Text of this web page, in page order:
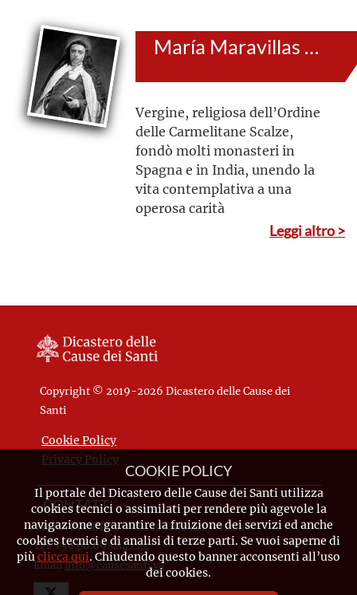
María Maravillas de Jesús
Vergine, religiosa dell’Ordine
delle Carmelitane Scalze,
fondò molti monasteri in
Spagna e in India, unendo la
vita contemplativa a una
operosa carità
Leggi altro >
Copyright © 2019-2026 Dicastero delle Cause dei
Santi
Cookie Policy
Privacy Policy
CONTATTI
Piazza Pio XII, 10 - 00120 Città del Vaticano
Tel. +39.06.698.842.44
Emailinfo@causesanti.va
COOKIE POLICY
Il portale del Dicastero delle Cause dei Santi utilizza
cookies tecnici o assimilati per rendere più agevole la
navigazione e garantire la fruizione dei servizi ed anche
cookies tecnici e di analisi di terze parti. Se vuoi saperne di
piùclicca qui. Chiudendo questo banner acconsenti all’uso
dei cookies.